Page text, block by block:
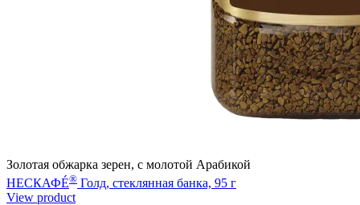
Золотая обжарка зерен, с молотой Арабикой
НЕСКАФÉ® Голд, стеклянная банка, 95 г
View product